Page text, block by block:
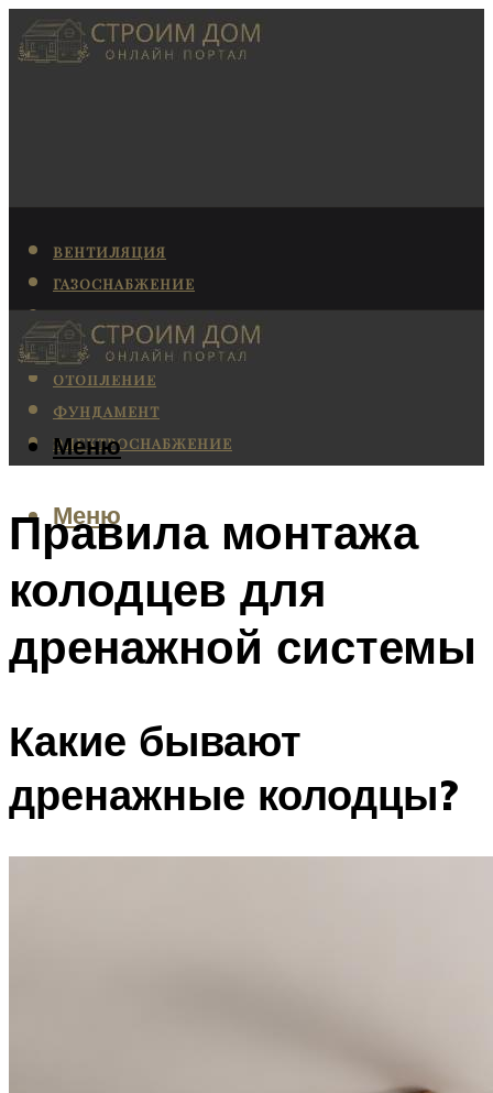
ВЕНТИЛЯЦИЯ
ГАЗОСНАБЖЕНИЕ
КАНАЛИЗАЦИЯ
КОНДИЦИОНИРОВАНИЕ
ОТОПЛЕНИЕ
ФУНДАМЕНТ
ЭЛЕКТРОСНАБЖЕНИЕ
Меню
Меню
Правила монтажа
колодцев для
дренажной системы
Какие бывают
дренажные колодцы?